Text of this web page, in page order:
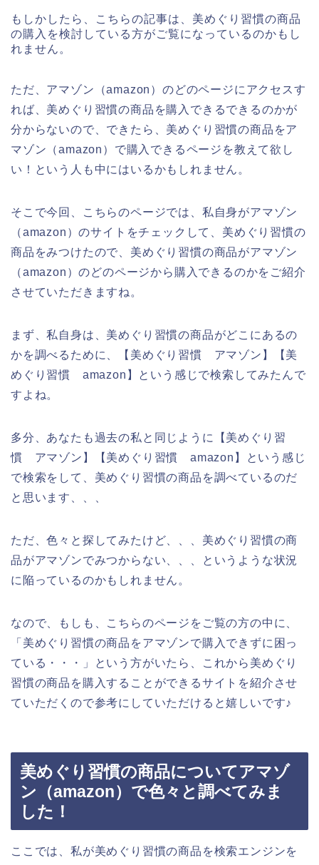
もしかしたら、こちらの記事は、美めぐり習慣の商品
の購入を検討している方がご覧になっているのかもし
れません。
ただ、アマゾン（amazon）のどのページにアクセスす
れば、美めぐり習慣の商品を購入できるできるのかが
分からないので、できたら、美めぐり習慣の商品をア
マゾン（amazon）で購入できるページを教えて欲し
い！という人も中にはいるかもしれません。
そこで今回、こちらのページでは、私自身がアマゾン
（amazon）のサイトをチェックして、美めぐり習慣の
商品をみつけたので、美めぐり習慣の商品がアマゾン
（amazon）のどのページから購入できるのかをご紹介
させていただきますね。
まず、私自身は、美めぐり習慣の商品がどこにあるの
かを調べるために、【美めぐり習慣 アマゾン】【美
めぐり習慣 amazon】という感じで検索してみたんで
すよね。
多分、あなたも過去の私と同じように【美めぐり習
慣 アマゾン】【美めぐり習慣 amazon】という感じ
で検索をして、美めぐり習慣の商品を調べているのだ
と思います、、、
ただ、色々と探してみたけど、、、美めぐり習慣の商
品がアマゾンでみつからない、、、というような状況
に陥っているのかもしれません。
なので、もしも、こちらのページをご覧の方の中に、
「美めぐり習慣の商品をアマゾンで購入できずに困っ
ている・・・」という方がいたら、これから美めぐり
習慣の商品を購入することができるサイトを紹介させ
ていただくので参考にしていただけると嬉しいです♪
美めぐり習慣の商品についてアマゾ
ン（amazon）で色々と調べてみま
した！
ここでは、私が美めぐり習慣の商品を検索エンジンを